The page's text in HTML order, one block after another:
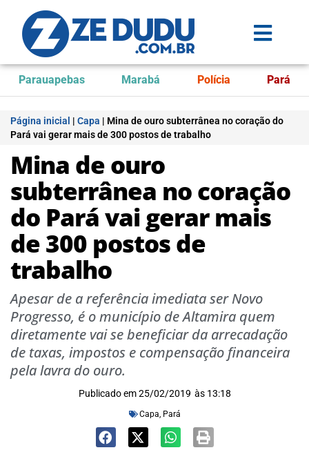
Parauapebas Marabá Polícia Pará
Página inicial | Capa | Mina de ouro subterrânea no coração do
Pará vai gerar mais de 300 postos de trabalho
Mina de ouro
subterrânea no coração
do Pará vai gerar mais
de 300 postos de
trabalho
Apesar de a referência imediata ser Novo
Progresso, é o município de Altamira quem
diretamente vai se beneficiar da arrecadação
de taxas, impostos e compensação financeira
pela lavra do ouro.
Publicado em 25/02/2019 às 13:18
Capa, Pará